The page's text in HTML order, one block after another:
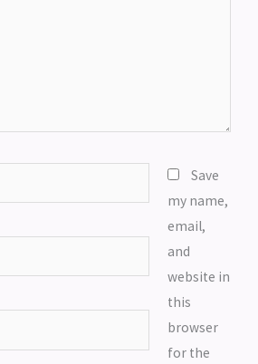
Save
my name,
email,
and
website in
this
browser
for the